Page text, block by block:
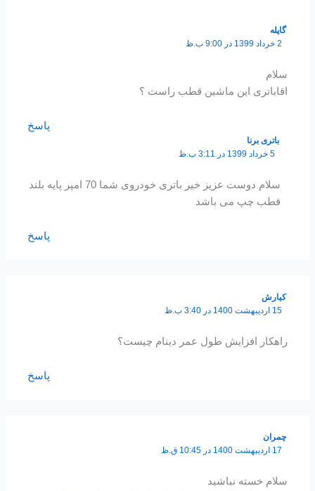
گاپله
2 خرداد 1399 در 9:00 ب.ظ
سلام
اقاباتری این ماشین قطب راست ؟
پاسخ
باتری برنا
5 خرداد 1399 در 3:11 ب.ظ
سلام دوست عزیز خیر باتری خودروی شما 70 امپر پایه بلند
قطب چپ می باشد
پاسخ
کیارش
15 اردیبهشت 1400 در 3:40 ب.ظ
راهکار افزایش طول عمر دینام چیست؟
پاسخ
چمران
17 اردیبهشت 1400 در 10:45 ق.ظ
سلام خسته نباشید